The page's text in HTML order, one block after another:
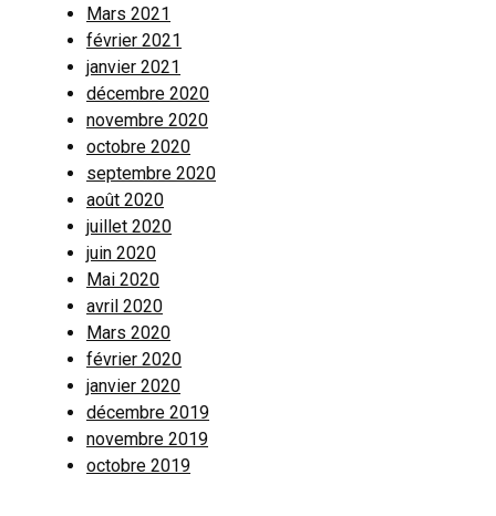
Mars 2021
février 2021
janvier 2021
décembre 2020
novembre 2020
octobre 2020
septembre 2020
août 2020
juillet 2020
juin 2020
Mai 2020
avril 2020
Mars 2020
février 2020
janvier 2020
décembre 2019
novembre 2019
octobre 2019